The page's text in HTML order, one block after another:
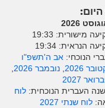
הנוכחי: אב ה'תשפ"ו
2026
,נובמבר 2026
,
2027
העברית הנוכחית:לוח
לוח שנתי 2027